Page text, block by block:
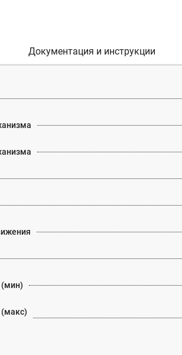
Документация и инструкции